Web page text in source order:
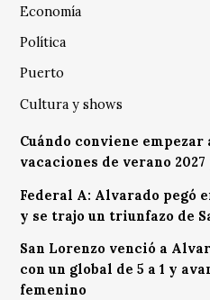
Economía
Política
Puerto
Cultura y shows
Cuándo conviene
vacaciones de verano
Federal A: Alvarado pegó
y se trajo un triunfazo de
San Lorenzo venció a
con un global de 5 a 1 y
femenino